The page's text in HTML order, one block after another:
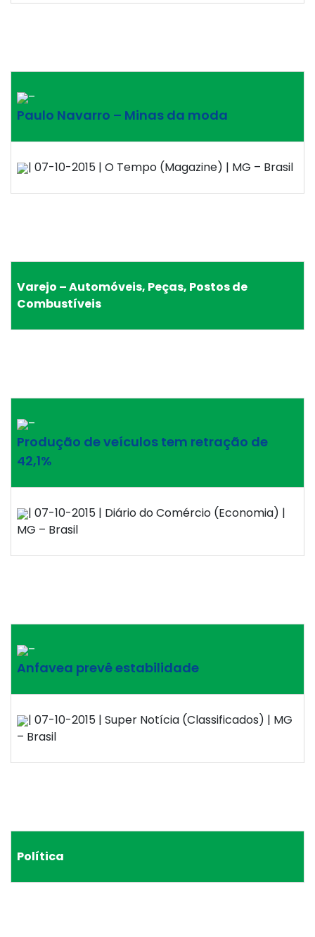
–
Paulo Navarro – Minas da moda
| 07-10-2015 | O Tempo (Magazine) | MG – Brasil
Varejo – Automóveis, Peças, Postos de
Combustíveis
–
Produção de veículos tem retração de
42,1%
| 07-10-2015 | Diário do Comércio (Economia) |
MG – Brasil
–
Anfavea prevê estabilidade
| 07-10-2015 | Super Notícia (Classificados) | MG
– Brasil
Política